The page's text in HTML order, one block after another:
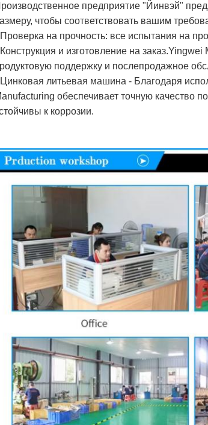
предприятие "Йинвэй"
чтобы соответствовать вашим
на прочность: все испытания на
и изготовление на
поддержку и послепродажное
литьевая машина - Благодаря
обеспечивает точную качество
к коррозии.